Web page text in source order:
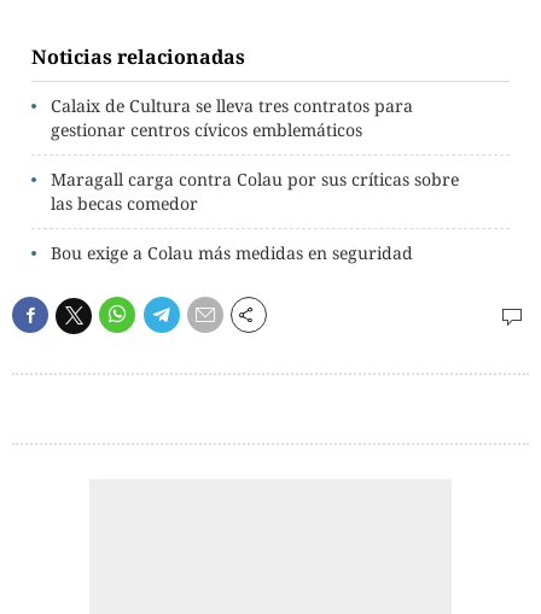
Noticias relacionadas
Calaix de Cultura se lleva tres contratos para
gestionar centros cívicos emblemáticos
Maragall carga contra Colau por sus críticas sobre
las becas comedor
Bou exige a Colau más medidas en seguridad